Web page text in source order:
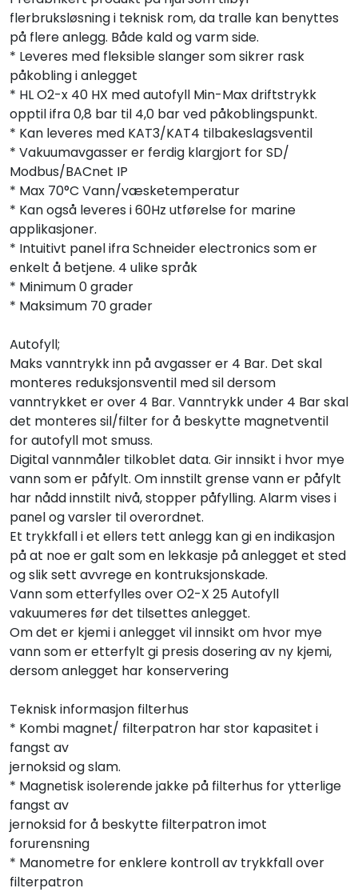
flerbruksløsning i teknisk rom, da tralle kan benyttes
på flere anlegg. Både kald og varm side.
* Leveres med fleksible slanger som sikrer rask
påkobling i anlegget
* HL O2-x 40 HX med autofyll Min-Max driftstrykk
opptil ifra 0,8 bar til 4,0 bar ved påkoblingspunkt.
* Kan leveres med KAT3/KAT4 tilbakeslagsventil
* Vakuumavgasser er ferdig klargjort for SD/
Modbus/BACnet IP
* Max 70°C Vann/væsketemperatur
* Kan også leveres i 60Hz utførelse for marine
applikasjoner.
* Intuitivt panel ifra Schneider electronics som er
enkelt å betjene. 4 ulike språk
* Minimum 0 grader
* Maksimum 70 grader
Autofyll;
Maks vanntrykk inn på avgasser er 4 Bar. Det skal
monteres reduksjonsventil med sil dersom
vanntrykket er over 4 Bar. Vanntrykk under 4 Bar skal
det monteres sil/filter for å beskytte magnetventil
for autofyll mot smuss.
Digital vannmåler tilkoblet data. Gir innsikt i hvor mye
vann som er påfylt. Om innstilt grense vann er påfylt
har nådd innstilt nivå, stopper påfylling. Alarm vises i
panel og varsler til overordnet.
Et trykkfall i et ellers tett anlegg kan gi en indikasjon
på at noe er galt som en lekkasje på anlegget et sted
og slik sett avvrege en kontruksjonskade.
Vann som etterfylles over O2-X 25 Autofyll
vakuumeres før det tilsettes anlegget.
Om det er kjemi i anlegget vil innsikt om hvor mye
vann som er etterfylt gi presis dosering av ny kjemi,
dersom anlegget har konservering
Teknisk informasjon filterhus
* Kombi magnet/ filterpatron har stor kapasitet i
fangst av
jernoksid og slam.
* Magnetisk isolerende jakke på filterhus for ytterlige
fangst av
jernoksid for å beskytte filterpatron imot
forurensning
* Manometre for enklere kontroll av trykkfall over
filterpatron